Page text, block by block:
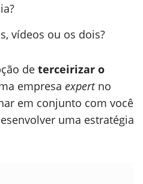
vídeos ou os dois?
de terceirizar o
empresa expert no
em conjunto com você
uma estratégia